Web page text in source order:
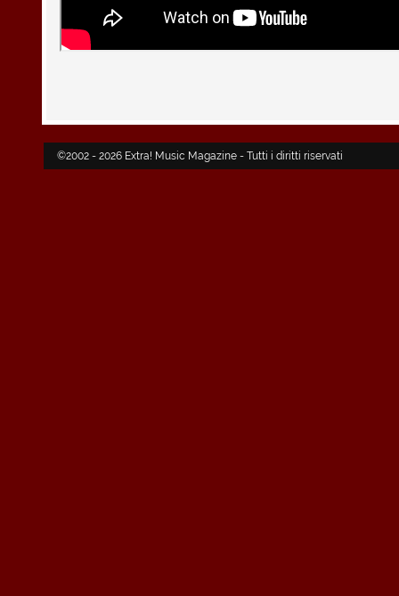
©2002 - 2026 Extra! Music Magazine - Tutti i diritti riservati